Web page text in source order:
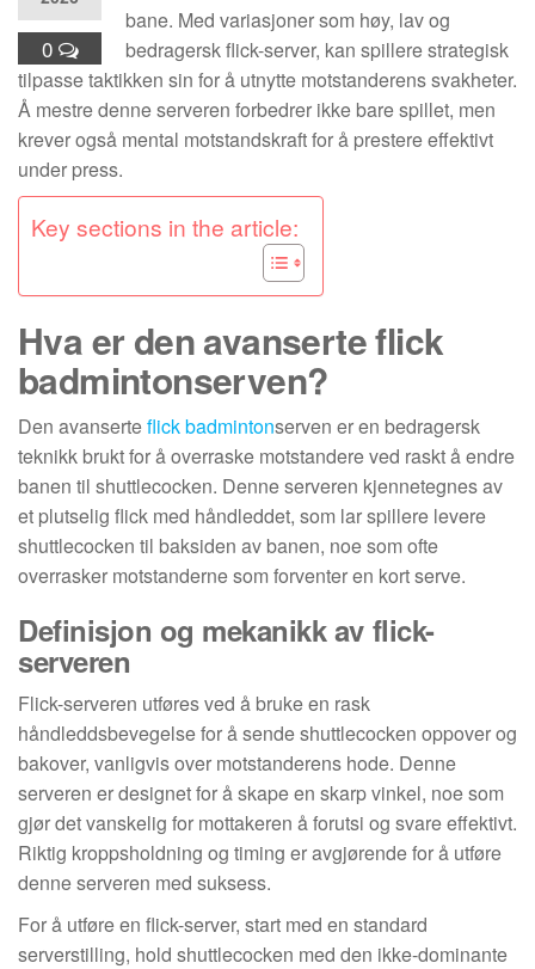
0
bane. Med variasjoner som høy, lav og
bedragersk flick-server, kan spillere strategisk
tilpasse taktikken sin for å utnytte motstanderens svakheter.
Å mestre denne serveren forbedrer ikke bare spillet, men
krever også mental motstandskraft for å prestere effektivt
under press.
Key sections in the article:
Hva er den avanserte flick
badmintonserven?
Den avanserteflick badmintonserven er en bedragersk
teknikk brukt for å overraske motstandere ved raskt å endre
banen til shuttlecocken. Denne serveren kjennetegnes av
et plutselig flick med håndleddet, som lar spillere levere
shuttlecocken til baksiden av banen, noe som ofte
overrasker motstanderne som forventer en kort serve.
Definisjon og mekanikk av flick-
serveren
Flick-serveren utføres ved å bruke en rask
håndleddsbevegelse for å sende shuttlecocken oppover og
bakover, vanligvis over motstanderens hode. Denne
serveren er designet for å skape en skarp vinkel, noe som
gjør det vanskelig for mottakeren å forutsi og svare effektivt.
Riktig kroppsholdning og timing er avgjørende for å utføre
denne serveren med suksess.
For å utføre en flick-server, start med en standard
serverstilling, hold shuttlecocken med den ikke-dominante